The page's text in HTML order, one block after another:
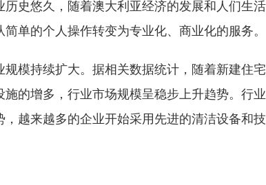
史悠久，随着澳大利亚经济的发展和人们生
单的个人操作转变为专业化、商业化的服务。
模持续扩大。据相关数据统计，随着新建住
的增多，行业市场规模呈稳步上升趋势。行
越来越多的企业开始采用先进的清洁设备和技